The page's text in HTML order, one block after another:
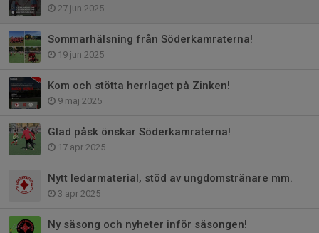
27 jun 2025
Sommarhälsning från Söderkamraterna!
19 jun 2025
Kom och stötta herrlaget på Zinken!
9 maj 2025
Glad påsk önskar Söderkamraterna!
17 apr 2025
Nytt ledarmaterial, stöd av ungdomstränare mm.
3 apr 2025
Ny säsong och nyheter inför säsongen!